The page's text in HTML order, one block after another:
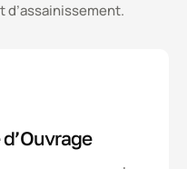
d’assainissement.